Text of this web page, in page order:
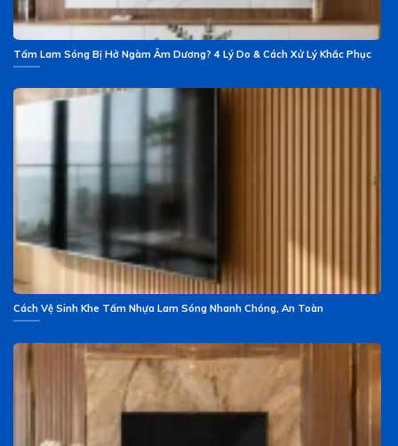
Tấm Lam Sóng Bị Hở Ngàm Âm Dương? 4 Lý Do & Cách Xử Lý Khắc Phục
Cách Vệ Sinh Khe Tấm Nhựa Lam Sóng Nhanh Chóng, An Toàn